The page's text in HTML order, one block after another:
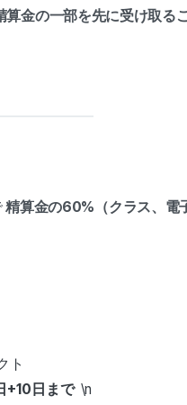
金の一部を先に受け取る
精算金の60%（クラス、電
ト
+10日まで\n